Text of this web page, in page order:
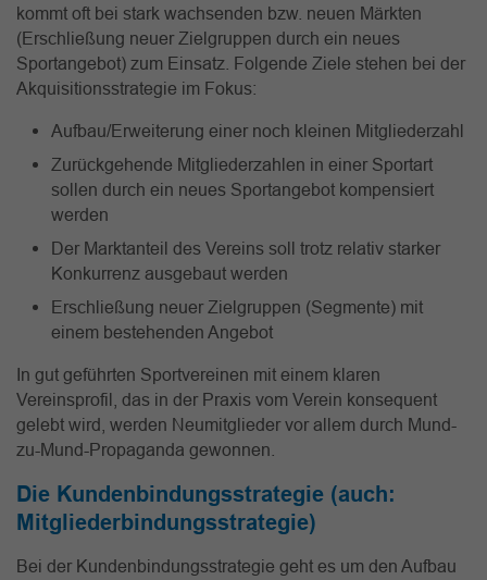
kommt oft bei stark wachsenden bzw. neuen Märkten
(Erschließung neuer Zielgruppen durch ein neues
Sportangebot) zum Einsatz. Folgende Ziele stehen bei der
Akquisitionsstrategie im Fokus:
Aufbau/Erweiterung einer noch kleinen Mitgliederzahl
Zurückgehende Mitgliederzahlen in einer Sportart
sollen durch ein neues Sportangebot kompensiert
werden
Der Marktanteil des Vereins soll trotz relativ starker
Konkurrenz ausgebaut werden
Erschließung neuer Zielgruppen (Segmente) mit
einem bestehenden Angebot
In gut geführten Sportvereinen mit einem klaren
Vereinsprofil, das in der Praxis vom Verein konsequent
gelebt wird, werden Neumitglieder vor allem durch Mund-
zu-Mund-Propaganda gewonnen.
Die Kundenbindungsstrategie (auch:
Mitgliederbindungsstrategie)
Bei der Kundenbindungsstrategie geht es um den Aufbau